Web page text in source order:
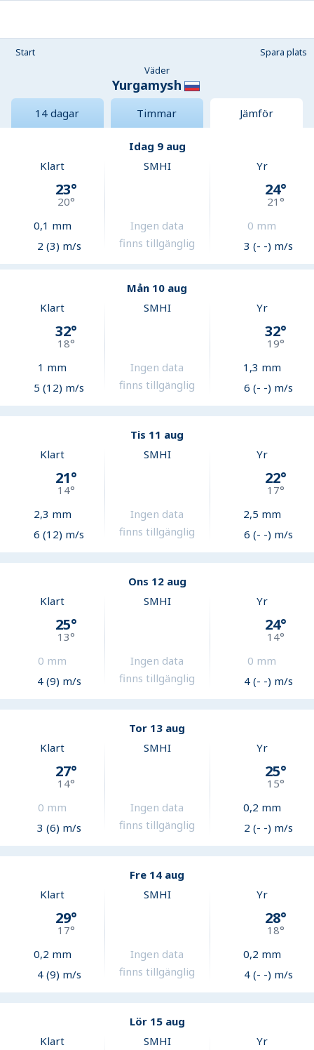
Start
Spara plats
Väder
Yurgamysh
14 dagar Timmar Jämför
Idag 9 aug
Klart
23°
20°
0,1 mm
2 (3) m/s
SMHI
Ingen data
finns tillgänglig
Yr
24°
21°
0 mm
3 (- -) m/s
Mån 10 aug
Klart
32°
18°
1 mm
5 (12) m/s
SMHI
Ingen data
finns tillgänglig
Yr
32°
19°
1,3 mm
6 (- -) m/s
Tis 11 aug
Klart
21°
14°
2,3 mm
6 (12) m/s
SMHI
Ingen data
finns tillgänglig
Yr
22°
17°
2,5 mm
6 (- -) m/s
Ons 12 aug
Klart
25°
13°
0 mm
4 (9) m/s
SMHI
Ingen data
finns tillgänglig
Yr
24°
14°
0 mm
4 (- -) m/s
Tor 13 aug
Klart
27°
14°
0 mm
3 (6) m/s
SMHI
Ingen data
finns tillgänglig
Yr
25°
15°
0,2 mm
2 (- -) m/s
Fre 14 aug
Klart
29°
17°
0,2 mm
4 (9) m/s
SMHI
Ingen data
finns tillgänglig
Yr
28°
18°
0,2 mm
4 (- -) m/s
Lör 15 aug
Klart
SMHI Yr